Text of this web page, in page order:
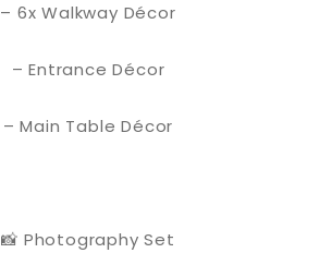
– 6x Walkway Décor
– Entrance Décor
– Main Table Décor
📸 Photography Set